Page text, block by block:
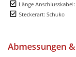
Länge
Steckerart: Schuko
Abmessungen